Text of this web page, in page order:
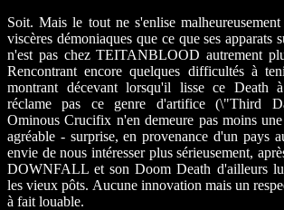
Soit. Mais le tout ne s'enlise
viscères démoniaques que ce que ses apparats
n'est pas chez TEITANBLOOD autrement
Rencontrant encore quelques difficultés à
montrant décevant lorsqu'il lisse ce Death
réclame pas ce genre d'artifice (\"Third
Ominous Crucifix n'en demeure pas moins
agréable - surprise, en provenance d'un pays
envie de nous intéresser plus sérieusement,
DOWNFALL et son Doom Death d'ailleurs
les vieux pôts. Aucune innovation mais un
à fait louable.